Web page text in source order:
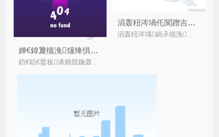
婵€鍏夐槻浼爣绛惧浣曞埗浣滐紵
涓轰粈涔堝仛闃蹭吉鏍囩锛熷仛闃蹭吉鏍囩鏈夊摢浜涘繀瑕佹€э紵